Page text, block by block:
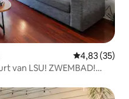
Gemiddelde
4,83 (35)
van LSU! ZWEMBAD!